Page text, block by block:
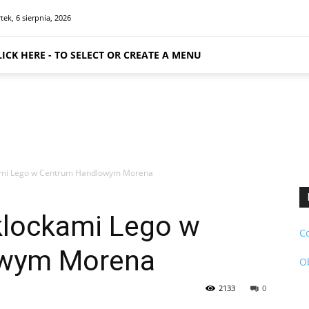
6 sierpnia, 2026
HERE - TO SELECT OR CREATE A MENU
Lego w Centrum Handlowym Morena
Lego w
Morena
0
2133